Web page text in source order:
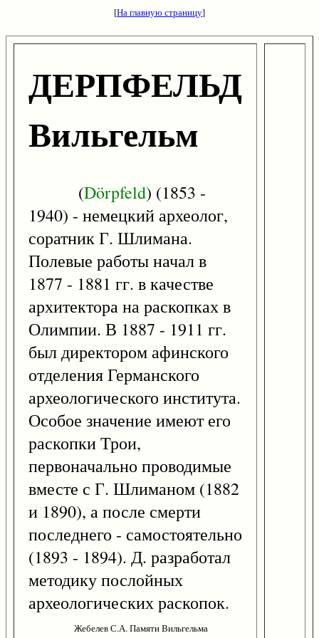
[На главную страницу]
ДЕРПФЕЛЬД
Вильгельм
(Dörpfeld) (1853 -
1940) - немецкий археолог,
соратник Г. Шлимана.
Полевые работы начал в
1877 - 1881 гг. в качестве
архитектора на раскопках в
Олимпии. В 1887 - 1911 гг.
был директором афинского
отделения Германского
археологического института.
Особое значение имеют его
раскопки Трои,
первоначально проводимые
вместе с Г. Шлиманом (1882
и 1890), а после смерти
последнего - самостоятельно
(1893 - 1894). Д. разработал
методику послойных
археологических раскопок.
Жебелев С.А. Памяти Вильгельма